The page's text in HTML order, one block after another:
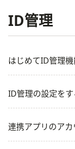
ID管理
はじめてID管理機
ID管理の設定をす
連携アプリのア